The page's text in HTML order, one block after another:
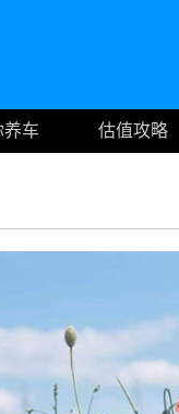
养车 估值攻略